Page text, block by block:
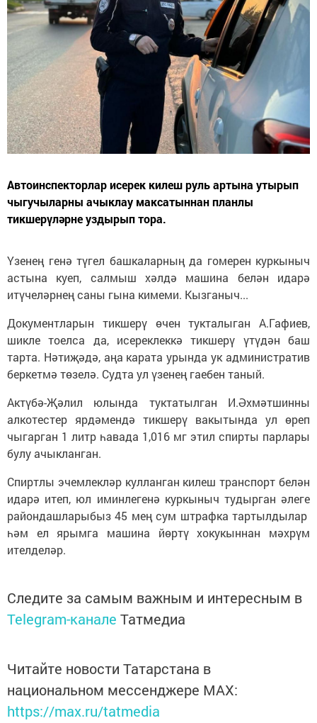
Автоинспекторлар исерек килеш руль артына утырып
чыгучыларны ачыклау максатыннан планлы
тикшерүләрне уздырып тора.
Үзенең генә түгел башкаларның да гомерен куркыныч
астына куеп, салмыш хәлдә машина белән идарә
итүчеләрнең саны гына кимеми. Кызганыч...
Документларын тикшерү өчен тукталыган А.Гафиев,
шикле тоелса да, исереклеккә тикшерү үтүдән баш
тарта. Нәтиҗәдә, аңа карата урында ук административ
беркетмә төзелә. Судта ул үзенең гаебен таный.
Актүбә-Җәлил юлында туктатылган И.Әхмәтшинны
алкотестер ярдәмендә тикшерү вакытында ул өреп
чыгарган 1 литр һавада 1,016 мг этил спирты парлары
булу ачыкланган.
Спиртлы эчемлекләр кулланган килеш транспорт белән
идарә итеп, юл иминлегенә куркыныч тудырган әлеге
райондашларыбыз 45 мең сум штрафка тартылдылар
һәм ел ярымга машина йөртү хокукыннан мәхрүм
ителделәр.
Следите за самым важным и интересным в
Telegram-канале Татмедиа
Читайте новости Татарстана в
национальном мессенджере MАХ:
https://max.ru/tatmedia